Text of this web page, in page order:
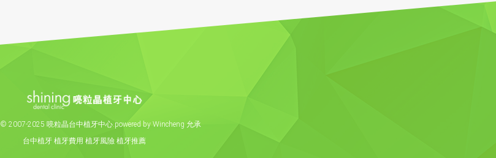
© 2007-2025 喨粒晶台中植牙中心.powered by Wincheng 允承
台中植牙 植牙費用 植牙風險 植牙推薦